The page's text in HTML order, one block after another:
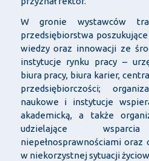
W gronie wystawców
przedsiębiorstwa
wiedzy oraz innowacji ze
instytucje rynku pracy –
biura pracy, biura karier,
przedsiębiorczości;
naukowe i instytucje
akademicką, a także
udzielające
niepełnosprawnościami oraz
w niekorzystnej sytuacji